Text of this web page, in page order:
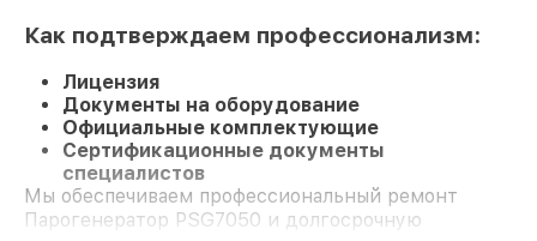
Как подтверждаем профессионализм:
Лицензия
Документы на оборудование
Официальные комплектующие
Сертификационные документы
специалистов
Мы обеспечиваем профессиональный ремонт
Парогенератор PSG7050 и долгосрочную